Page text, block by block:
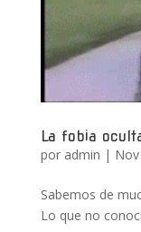
La fobia
por admin |
Sabemos de
Lo que no